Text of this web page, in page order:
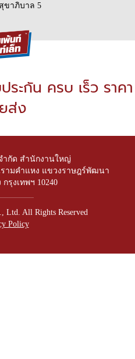
ขาภิบาล 5
ะกัน ครบ เร็ว ราคา
ส่ง
ำกัด สำนักงานใหญ่
ามคำแหง แขวงราษฎร์พัฒนา
รุงเทพฯ 10240
Ltd. All Rights Reserved
Policy